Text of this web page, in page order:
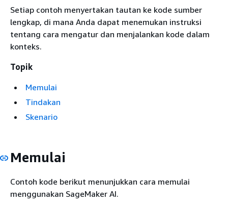
Setiap contoh menyertakan tautan ke kode sumber
lengkap, di mana Anda dapat menemukan instruksi
tentang cara mengatur dan menjalankan kode dalam
konteks.
Topik
Memulai
Tindakan
Skenario
Memulai
Contoh kode berikut menunjukkan cara memulai
menggunakan SageMaker AI.